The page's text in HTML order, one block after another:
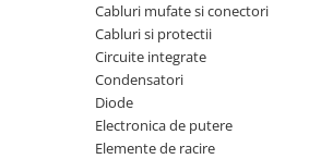
Cabluri mufate si conectori
Cabluri si protectii
Circuite integrate
Condensatori
Diode
Electronica de putere
Elemente de racire